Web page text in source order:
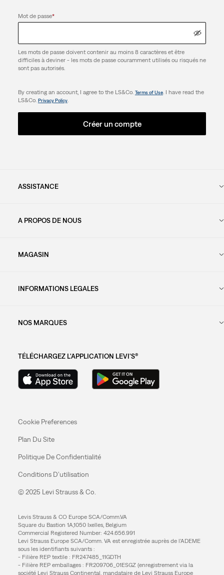
Mot de passe*
Les mots de passe doivent contenir au moins 8 caractères et être
difficiles à deviner - les mots de passe couramment utilisés ou risqués ne
sont pas autorisés.
By creating an account, I agree to the LS&Co. Terms of Use. I have read the
LS&Co. Privacy Policy.
Créer un compte
ASSISTANCE
A PROPOS DE NOUS
MAGASIN
INFORMATIONS LEGALES
NOS MARQUES
TÉLÉCHARGEZ L'APPLICATION LEVI'S®
Cookie Preferences
Plan Du Site
Politique De Confidentialité
Conditions D’utilisation
© 2025 Levi Strauss & Co.
Levis Strauss & CO Europe SCA/Comm.VA
Square du Bastion 1A,1050 Ixelles, Belgium
Commercial Registered Number: 424.656.991
Levi Strauss Europe SCA/Comm. VA est enregistrée auprès de l’ADEME
sous les identifiants suivants :
- Filière REP textile : FR247485_11GDTH
- Filière REP emballages : FR209706_01ESGZ (enregistrement via la
société Levi Strauss Continental, mandataire de Levi Strauss Europe